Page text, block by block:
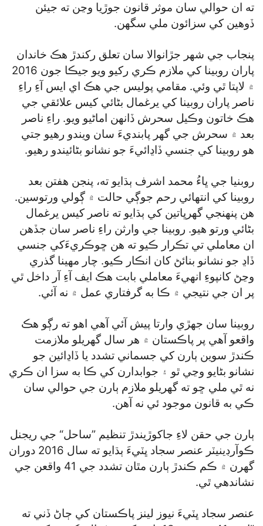
ته ان حوالي سان موثر قانون جوڙيا وڃن ته جيئن
ڏوهين کي سزائون ملي سگھن.
پنجاب جي شهر جڙانوالا سان تعلق رکندڙ هڪ خاندان
پاران روبينا کي ملازم ڪري رکيو ويو جيڪا جون 2016
۾ لاپتا ٿي وئي. مقامي پوليس جي هڪ اي ايس آءِ راءِ
ناصر پاران روبينا کي يرغمال بڻائي کيس علائقي جي
هڪ خاتون وڪيل سحرش ڏانهن اماڻيو ويو. راءِ ناصر
بعد ۾ سحرش جي گھر پابنديءَ سان ويندو رهيو جتي
هو روبينا کي جنسي ڏاڍائيءَ جو نشانو بڻائيندو رهيو.
روبنيا جي ڀاءُ محمد اشرف ٻڌايو ته، پنجن هفتن بعد
روبينا کي انتهائي رحم جوڳي حالت ۾ ڳولي ورتوسين.
هن پنهنجي گھرڀاتين کي ٻڌايو ته ناصر کيس يرغمال
بڻائي ورتو هيو. روبينا جي وارثن راءِ ناصر سان جڏهن
ان معاملي تي تڪرار ڪيو ته هن ڇوڪريءَکي جنسي
ڏاڍ جو نشانو بنائڻ کان انڪار ڪيو. چار مهينا گذري
وڃڻ کانپوءِ انهيءَ معاملي بابت هڪ ايف آءِ آر داخل ٿي
پر ان جي نتيجي ۾ ڪا به گرفتاري عمل ۾ نه آئي.
روبينا سان جهڙي وارتا پيش آئي آهي اهو ته رڳو هڪ
واقعو آهي پر پاڪستان ۾ هر سال گھريلو ملازمت
ڪندڙ سوين ٻارن کي جسماني تشدد يا ڏاڍائين جو
نشانو بڻايو وڃي ٿو ۽ جوابدارن کي ڪا به سزا ان ڪري
نه ٿي ملي ڇو ته گھريلو ملازم ٻارن جي حوالي سان
ڪي به قانون موجود ئي نه آهن.
ٻارن جي حقن لاءِ جاکوڙيندڙ تنظيم ”ساحل“ جي ريجنل
ڪوآرڊينيٽر عنصر سجاد ڀٽيءَ ٻڌايو ته سال 2016 دوران
گھرن ۾ ڪم ڪندڙ ٻارن مٿان تشدد جي 41 واقعن جي
نشاندهي ٿي.
عنصر سجاد ڀٽيءَ نيوز لينز پاڪستان کي ڄاڻ ڏني ته